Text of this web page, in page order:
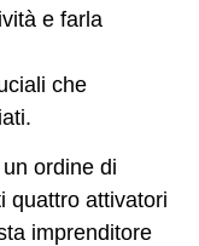
e farla
che
ordine di
quattro attivatori
imprenditore